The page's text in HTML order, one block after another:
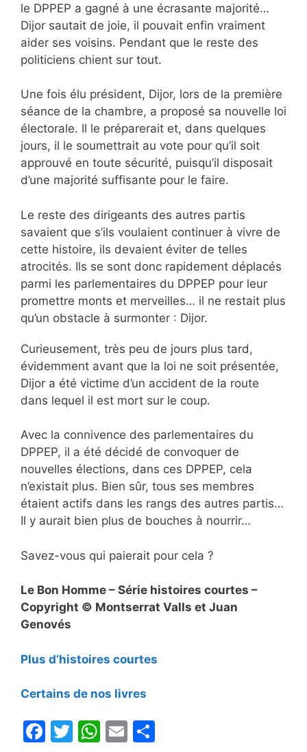
le DPPEP a gagné à une écrasante majorité…
Dijor sautait de joie, il pouvait enfin vraiment
aider ses voisins. Pendant que le reste des
politiciens chient sur tout.
Une fois élu président, Dijor, lors de la première
séance de la chambre, a proposé sa nouvelle loi
électorale. Il le préparerait et, dans quelques
jours, il le soumettrait au vote pour qu’il soit
approuvé en toute sécurité, puisqu’il disposait
d’une majorité suffisante pour le faire.
Le reste des dirigeants des autres partis
savaient que s’ils voulaient continuer à vivre de
cette histoire, ils devaient éviter de telles
atrocités. Ils se sont donc rapidement déplacés
parmi les parlementaires du DPPEP pour leur
promettre monts et merveilles… il ne restait plus
qu’un obstacle à surmonter : Dijor.
Curieusement, très peu de jours plus tard,
évidemment avant que la loi ne soit présentée,
Dijor a été victime d’un accident de la route
dans lequel il est mort sur le coup.
Avec la connivence des parlementaires du
DPPEP, il a été décidé de convoquer de
nouvelles élections, dans ces DPPEP, cela
n’existait plus. Bien sûr, tous ses membres
étaient actifs dans les rangs des autres partis…
Il y aurait bien plus de bouches à nourrir…
Savez-vous qui paierait pour cela ?
Le Bon Homme – Série histoires courtes –
Copyright © Montserrat Valls et Juan
Genovés
Plus d’histoires courtes
Certains de nos livres
F
T
W E